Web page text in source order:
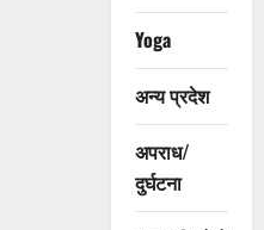
Yoga
अन्य प्रदेश
अपराध/
दुर्घटना